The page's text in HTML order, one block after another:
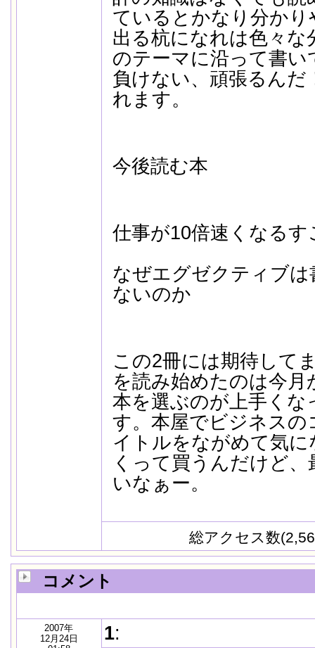
ているとかなり分か
出る杭になれは色々な
のテーマに沿って書
負けない、頑張るんだ
れます。
今後読む本
仕事が10倍速くなるす
なぜエグゼクティブ
ないのか
この2冊には期待して
を読み始めたのは今
本を選ぶのが上手くな
す。本屋でビジネスの
イトルをながめて気
くって買うんだけど
いなぁー。
総アクセス数
コメント
2007年
12月24日
1: